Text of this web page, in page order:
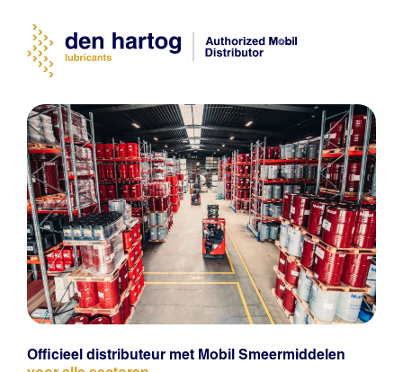
Officieel distributeur met Mobil Smeermiddelen